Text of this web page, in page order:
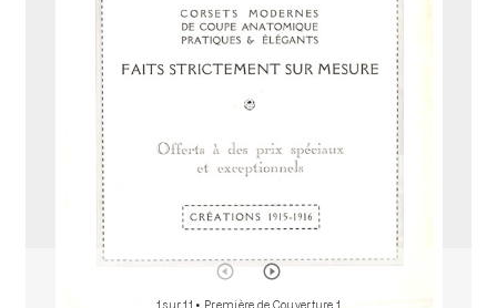
1 sur 11 • Première de Couverture 1